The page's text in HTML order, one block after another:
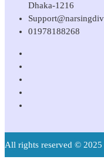
Dhaka-1216
01978188268
All rights reserved © 2025